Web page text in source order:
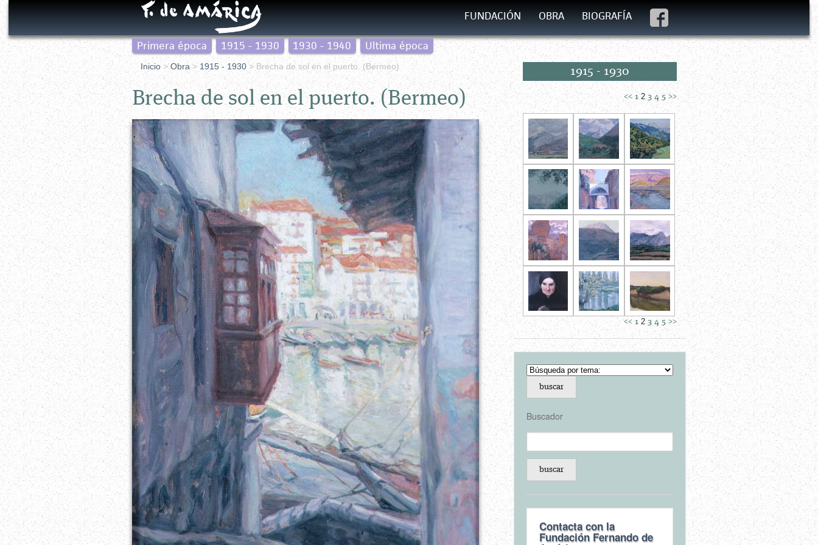
FUNDACIÓN OBRA BIOGRAFÍA
Primera época 1915 - 1930 1930 - 1940 Ultima época
Inicio>Obra> 1915 - 1930> Brecha de sol en el puerto. (Bermeo)
Brecha de sol en el puerto. (Bermeo)
1915 - 1930
<< 12 3 4 5 >>
<< 12 3 4 5 >>
Buscador
Contacta con la
Fundación Fernando de